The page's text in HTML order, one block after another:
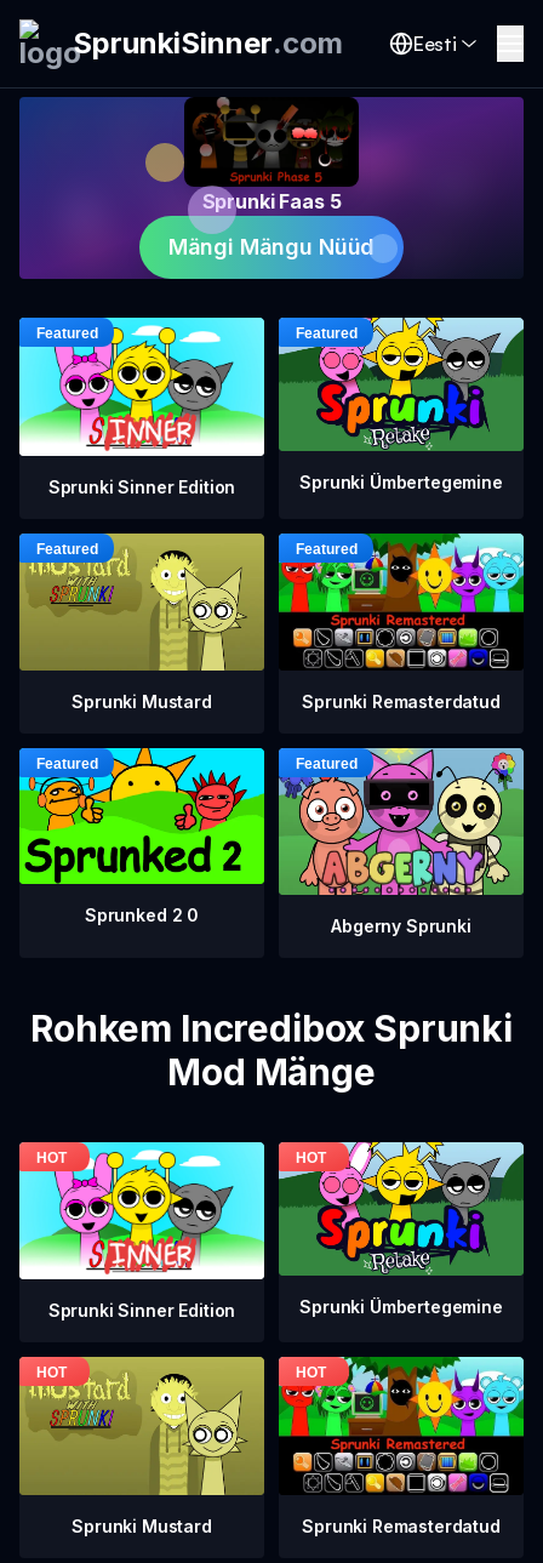
SprunkiSinner.com Eesti
Sprunki Faas 5
Mängi Mängu Nüüd
Sprunki Sinner Edition Sprunki Ümbertegemine
Sprunki Mustard Sprunki Remasterdatud
Sprunked 2 0
Abgerny Sprunki
Rohkem Incredibox Sprunki
Mod Mänge
Sprunki Sinner Edition Sprunki Ümbertegemine
Sprunki Mustard Sprunki Remasterdatud